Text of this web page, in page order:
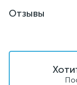
Отзывы